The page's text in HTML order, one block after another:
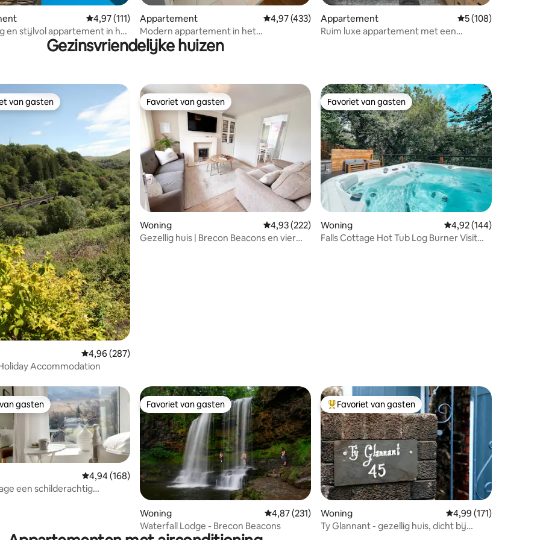
Gemiddelde beoordeling van 4,97 uit 5, 111 recensies
4,97 (111)
en stijlvol appartement in het
Appartement Gemiddelde beoordeling van 4,97 uit 5, 433 recensies
4,97 (433)
Modern appartement in het
stadscentrum, uitstekende locatie.
Appartement Gemiddelde
5 (108)
Ruim luxe appartement met een
Gezinsvriendelijke huizen
van 4,98 uit 5, 102 recensies
van gasten
van gasten
Gemiddelde beoordeling van 4,96 uit 5, 287 recensies
4,96 (287)
Accommodation
Favoriet van gasten
Favoriet van gasten
Woning Gemiddelde beoordeling van 4,93 uit 5, 222 recensies
4,93 (222)
Gezellig huis | Brecon Beacons en vier
Favoriet van gasten
Favoriet van gasten
Woning Gemiddelde
4,92 (144)
Falls Cottage Hot Tub Log Burner Visit
4,92 uit 5, 107 recensies
gasten
gasten
Gemiddelde beoordeling van 4,94 uit 5, 168 recensies
4,94 (168)
een schilderachtig
Favoriet van gasten
Favoriet van gasten
Woning Gemiddelde beoordeling van 4,87 uit 5, 231 recensies
4,87 (231)
Waterfall Lodge - Brecon Beacons
Topfavoriet van gasten
Favoriet van gasten
Woning Gemiddelde
4,99 (171)
Ty Glannant - gezellig huis, dicht bij